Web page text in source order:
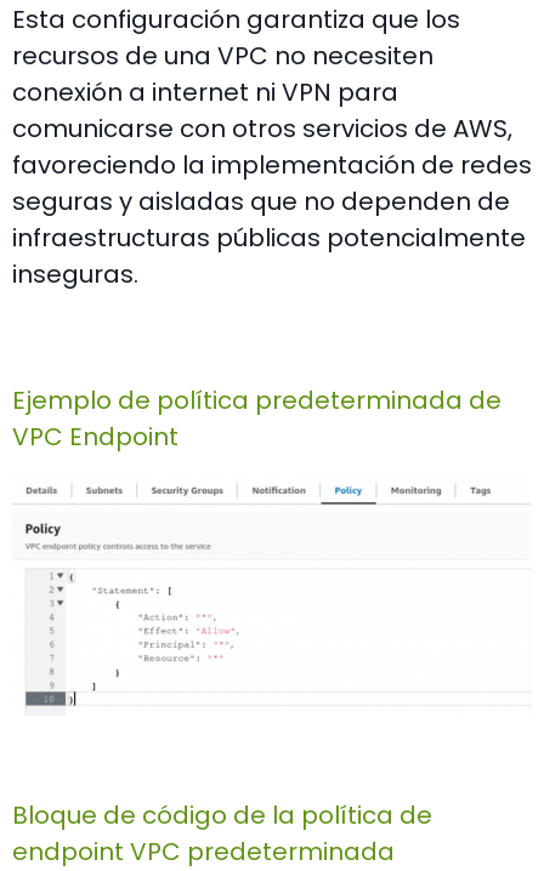
Esta configuración garantiza que los
recursos de una VPC no necesiten
conexión a internet ni VPN para
comunicarse con otros servicios de AWS,
favoreciendo la implementación de redes
seguras y aisladas que no dependen de
infraestructuras públicas potencialmente
inseguras.
Ejemplo de política predeterminada de
VPC Endpoint
Bloque de código de la política de
endpoint VPC predeterminada